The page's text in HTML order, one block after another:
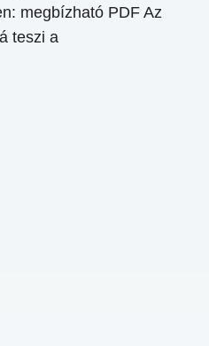
megbízható PDF Az
teszi a